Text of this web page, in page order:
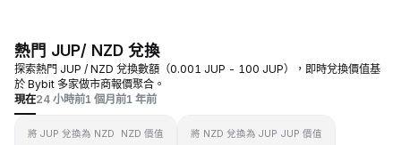
熱門 JUP/ NZD 兌換
探索熱門 JUP / NZD 兌換數額（0.001 JUP - 100 JUP），即時兌換價值基
於 Bybit 多家做市商報價聚合。
現在24 小時前1 個月前1 年前
將 JUP 兌換為 NZD NZD 價值 將 NZD 兌換為 JUP JUP 價值